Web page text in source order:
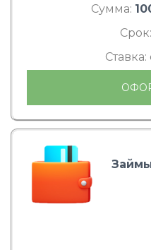
Сумма:
Срок:
Ставка: